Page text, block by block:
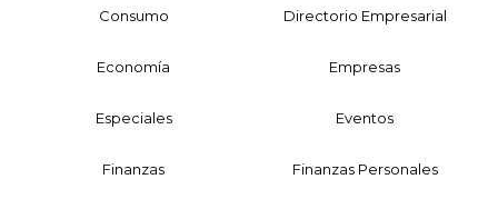
Consumo Directorio Empresarial
Economía Empresas
Especiales Eventos
Finanzas Finanzas Personales